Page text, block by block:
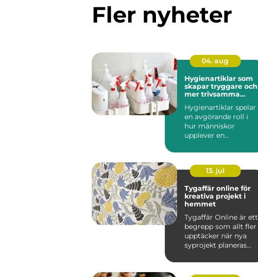
Fler nyheter
04. aug
Hygienartiklar som
skapar tryggare och
mer trivsamma
Hygienartiklar spelar
en avgörande roll i
hur människor
upplever en
13. jul
Tygaffär online för
kreativa projekt i
hemmet
Tygaffär Online är ett
begrepp som allt fler
upptäcker när nya
syprojekt planeras
köksbord...